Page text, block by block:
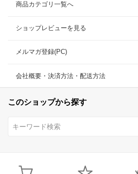
商品カテゴリ一覧へ
ショップレビューを見る
メルマガ登録(PC)
会社概要・決済方法・配送方法
このショップから探す